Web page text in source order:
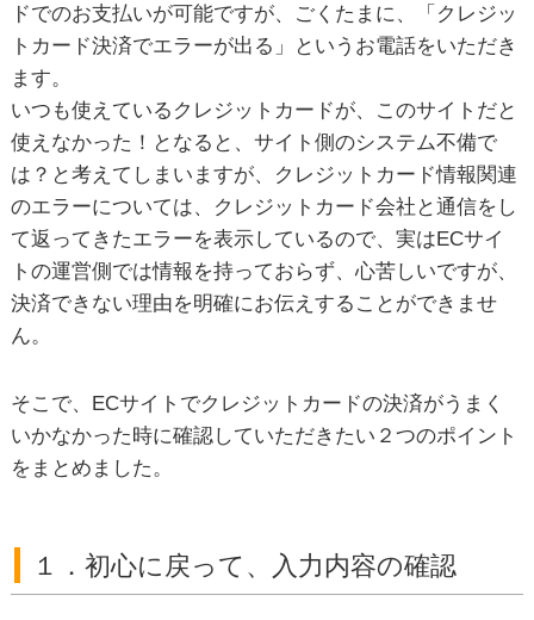
ドでのお支払いが可能ですが、ごくたまに、「クレジッ
トカード決済でエラーが出る」というお電話をいただき
ます。
いつも使えているクレジットカードが、このサイトだと
使えなかった！となると、サイト側のシステム不備で
は？と考えてしまいますが、クレジットカード情報関連
のエラーについては、クレジットカード会社と通信をし
て返ってきたエラーを表示しているので、実はECサイ
トの運営側では情報を持っておらず、心苦しいですが、
決済できない理由を明確にお伝えすることができませ
ん。
そこで、ECサイトでクレジットカードの決済がうまく
いかなかった時に確認していただきたい２つのポイント
をまとめました。
１．初心に戻って、入力内容の確認